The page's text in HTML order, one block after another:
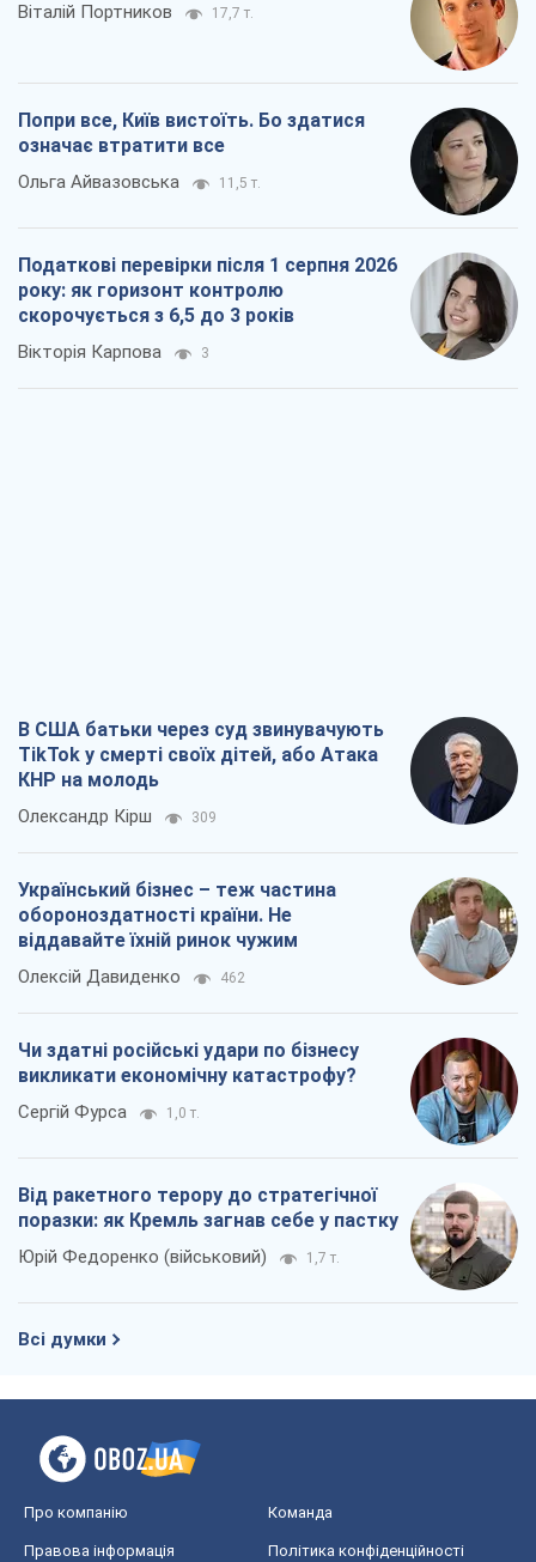
Віталій Портников 17,7 т.
Попри все, Київ вистоїть. Бо здатися
означає втратити все
Ольга Айвазовська 11,5 т.
Податкові перевірки після 1 серпня 2026
року: як горизонт контролю
скорочується з 6,5 до 3 років
Вікторія Карпова 3
В США батьки через суд звинувачують
TikTok у смерті своїх дітей, або Атака
КНР на молодь
Олександр Кірш 309
Український бізнес – теж частина
обороноздатності країни. Не
віддавайте їхній ринок чужим
Олексій Давиденко 462
Чи здатні російські удари по бізнесу
викликати економічну катастрофу?
Сергій Фурса 1,0 т.
Від ракетного терору до стратегічної
поразки: як Кремль загнав себе у пастку
Юрій Федоренко (військовий) 1,7 т.
Всі думки
Про компанію Команда
Правова інформація Політика конфіденційності